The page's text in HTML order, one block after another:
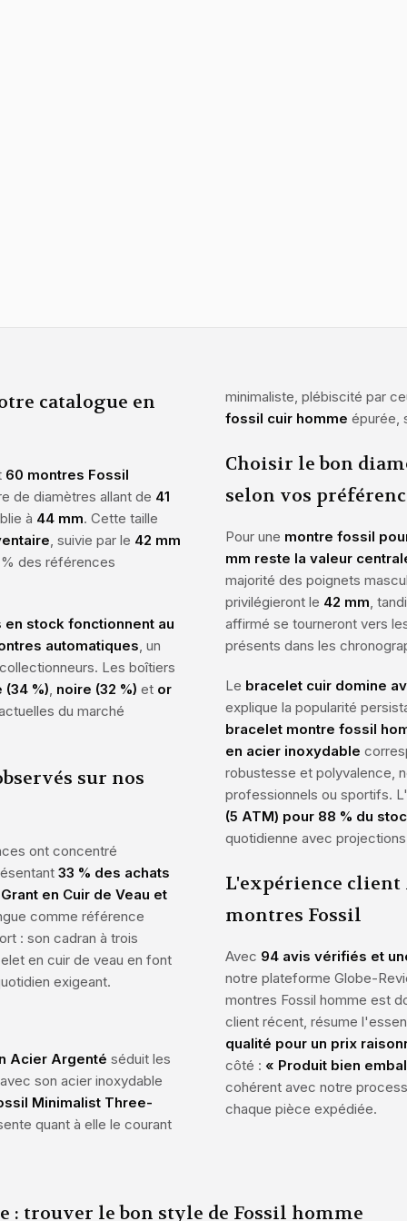
catalogue en
60 montres Fossil
de diamètres allant de 41
à 44 mm. Cette taille
, suivie par le 42 mm
des références
stock fonctionnent au
automatiques, un
Les boîtiers
(34 %), noire (32 %) et or
du marché
sur nos
ont concentré
33 % des achats
en Cuir de Veau et
comme référence
: son cadran à trois
en cuir de veau en font
exigeant.
Acier Argenté séduit les
son acier inoxydable
Minimalist Three-
quant à elle le courant
minimaliste, plébiscité par
fossil cuir homme épurée,
Choisir le bon
selon vos
Pour une montre fossil
mm reste la valeur
majorité des poignets
privilégieront le 42 mm,
affirmé se tourneront vers
présents dans les
Le bracelet cuir domine
explique la popularité
bracelet montre fossil
en acier inoxydable
robustesse et polyvalence,
professionnels ou sportifs.
(5 ATM) pour 88 % du
quotidienne avec
L'expérience
montres Fossil
Avec 94 avis vérifiés et
notre plateforme Globe-
montres Fossil homme est
client récent, résume
qualité pour un prix
côté : « Produit bien
cohérent avec notre
chaque pièce expédiée.
: trouver le bon style de Fossil homme